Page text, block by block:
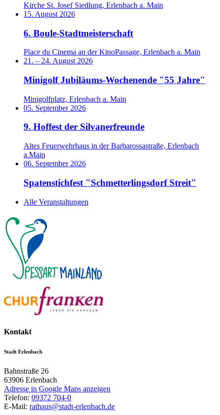
Kirche St. Josef Siedlung, Erlenbach a. Main
15. August 2026
6. Boule-Stadtmeisterschaft
Place du Cinema an der KinoPassage, Erlenbach a. Main
21. – 24. August 2026
Minigolf Jubiläums-Wochenende "55 Jahre"
Minigolfplatz, Erlenbach a. Main
05. September 2026
9. Hoffest der Silvanerfreunde
Altes Feuerwehrhaus in der Barbarossastraße, Erlenbach
a.Main
06. September 2026
Spatenstichfest "Schmetterlingsdorf Streit"
Alle Veranstaltungen
Kontakt
Stadt Erlenbach
Bahnstraße 26
63906 Erlenbach
Adresse in Google Maps anzeigen
Telefon: 09372 704-0
E-Mail: rathaus@stadt-erlenbach.de